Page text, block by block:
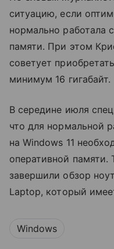
ситуацию, если
нормально работала
памяти. При этом
советует
минимум 16 гигабайт.
В середине июля
что для нормальной
на Windows 11
оперативной
завершили обзор
Laptop, который
Windows